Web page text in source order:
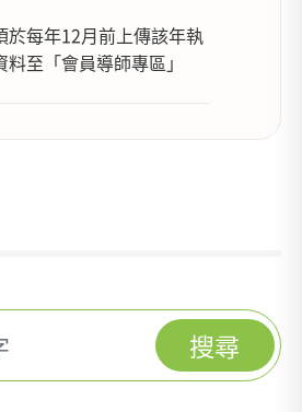
於每年12月前上傳該年執
至「會員導師專區」
搜尋